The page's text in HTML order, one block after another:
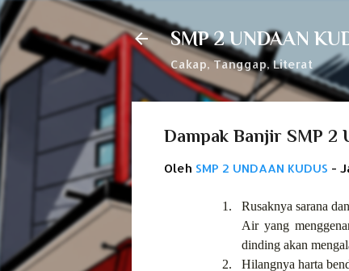
SMP 2 UNDAAN
Cakap, Tanggap, Literat
Dampak Banjir SMP 2
Oleh SMP 2 UNDAAN KUDUS -
1.
Rusaknya sarana
Air yang
dinding akan
2.
Hilangnya harta